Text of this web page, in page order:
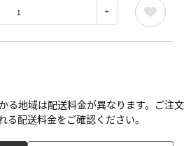
る地域は配送料金が異なります。ご注文
る配送料金をご確認ください。